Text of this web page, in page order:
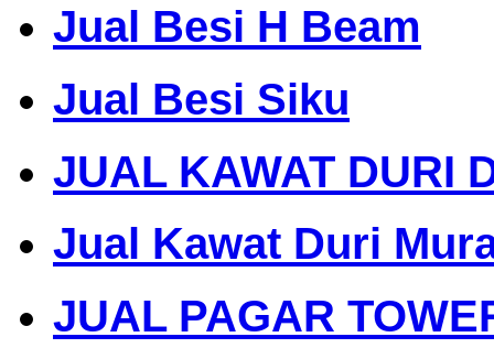
Jual Besi H Beam
Jual Besi Siku
JUAL KAWAT DURI
Jual Kawat Duri
JUAL PAGAR